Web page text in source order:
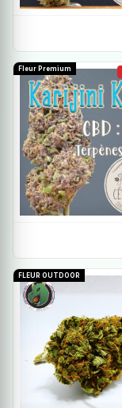
Fleur Premium
FLEUR OUTDOOR